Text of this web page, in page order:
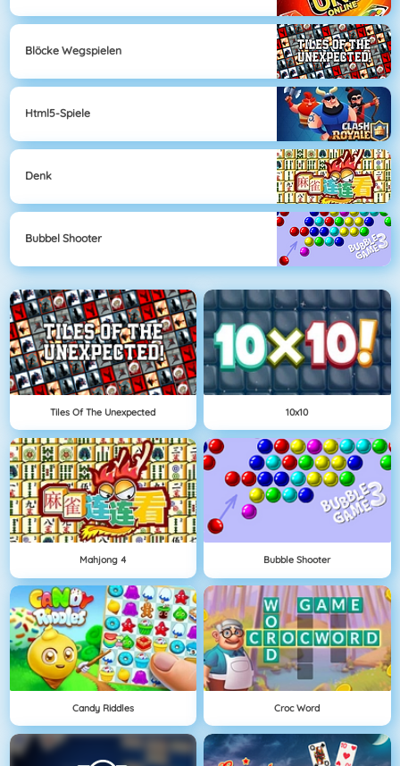
Blöcke Wegspielen
Html5-Spiele
Denk
Bubbel Shooter
Tiles Of The Unexpected 10x10
Mahjong 4 Bubble Shooter
Candy Riddles Croc Word